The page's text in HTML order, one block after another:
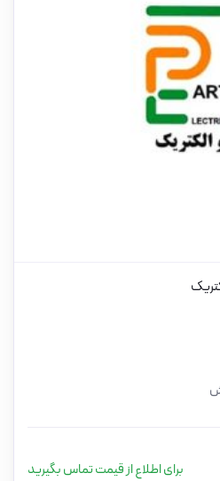
برای اطلاع از قیمت تماس بگیرید